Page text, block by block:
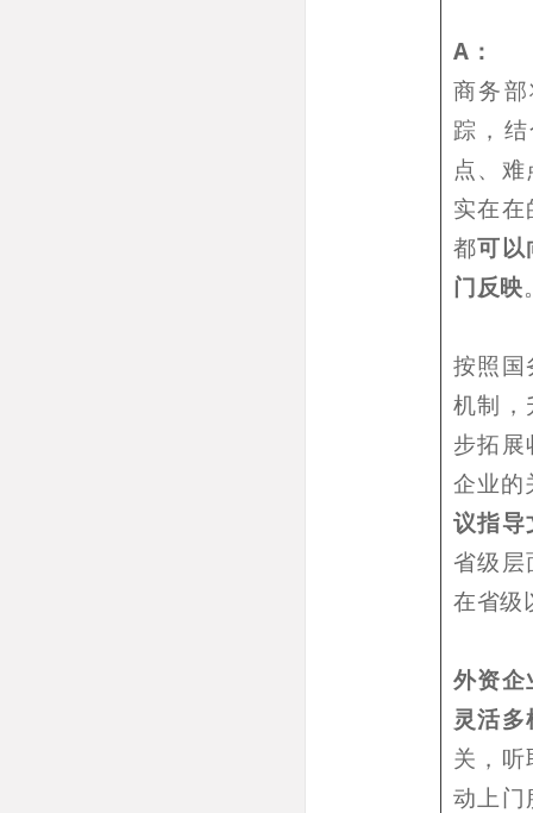
A：
商务
踪，
点、
实在
都可以
门反映
按照国
机制，
步拓
企业的
议指导
省级
在省级
外资企
灵活
关，
动上门